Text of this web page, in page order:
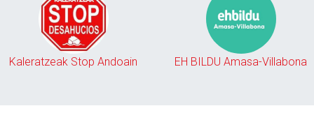
Kaleratzeak Stop Andoain EH BILDU Amasa-Villabona